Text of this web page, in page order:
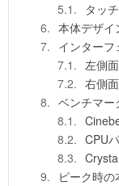
タッ
本体デザイ
インターフ
左側面
右側面
ベンチマー
CPU
ピーク時